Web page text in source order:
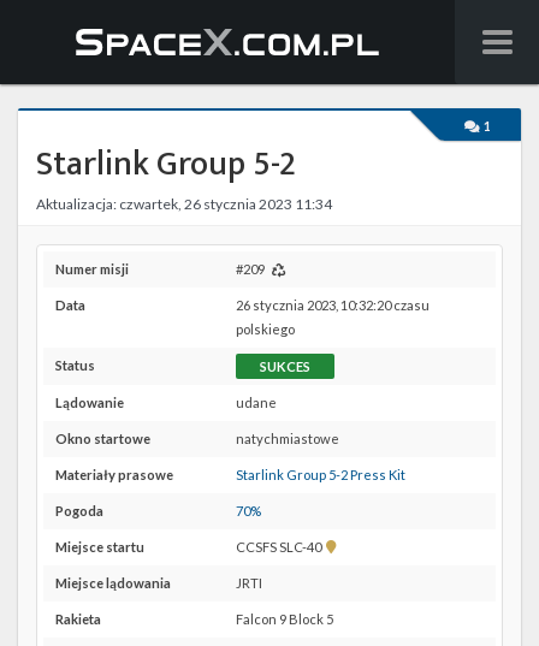
Wiadomości
Baza wiedzy
Starlink
Starship
Szukaj
Facebook
Twitter
Kalendarze
1
Starlink Group 5-2
Aktualizacja: czwartek, 26 stycznia 2023 11:34
Numer misji #209
Data
26 stycznia 2023, 10:32:20 czasu
polskiego
Status SUKCES
Lądowanie udane
Okno startowe natychmiastowe
Materiały prasowe Starlink Group 5-2 Press Kit
Pogoda 70%
Miejsce startu CCSFS SLC-40
Pokaż
Miejsce lądowania JRTI
Rakieta Falcon 9 Block 5